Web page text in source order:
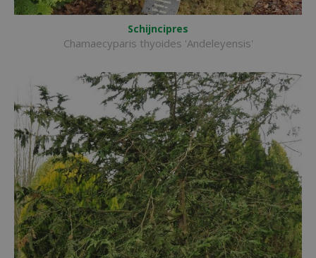
Schijncipres
Chamaecyparis thyoides 'Andeleyensis'